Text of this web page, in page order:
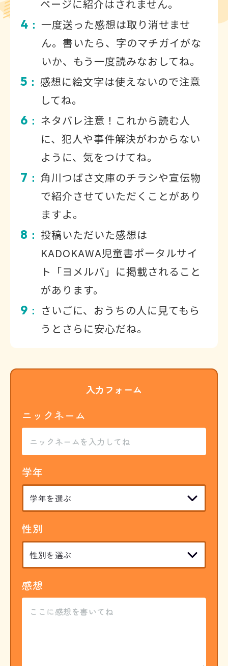
ページに紹介はされません。
4 ： 一度送った感想は取り消せませ
ん。書いたら、字のマチガイがな
いか、もう一度読みなおしてね。
5 ： 感想に絵文字は使えないので注意
してね。
6 ： ネタバレ注意！これから読む人
に、犯人や事件解決がわからない
ように、気をつけてね。
7 ： 角川つばさ文庫のチラシや宣伝物
で紹介させていただくことがあり
ますよ。
8 ： 投稿いただいた感想は
KADOKAWA児童書ポータルサイ
ト「ヨメルバ」に掲載されること
があります。
9 ：
さいごに、おうちの人に見てもら
うとさらに安心だね。
入力フォーム
ニックネーム
学年
性別
感想